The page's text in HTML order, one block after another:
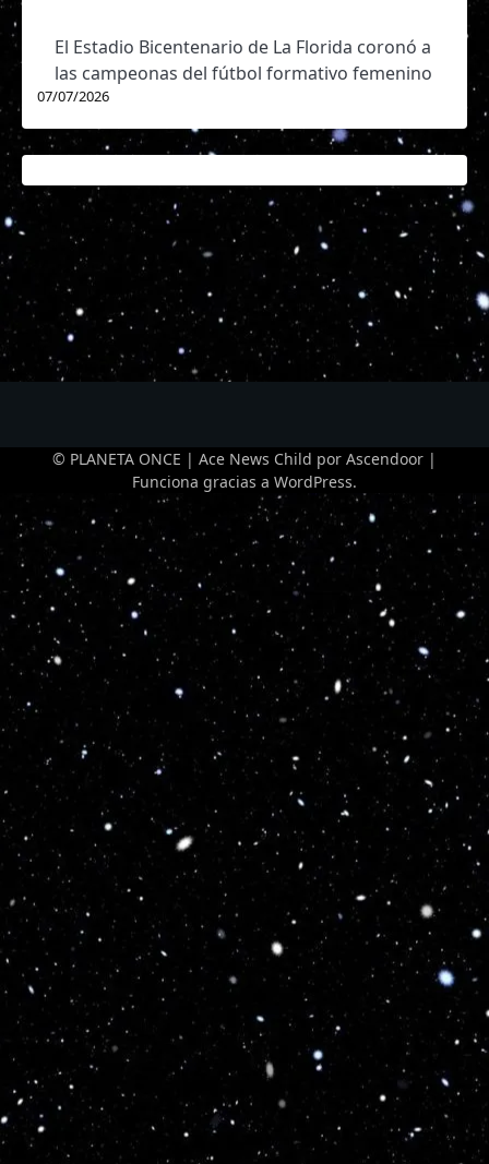
El Estadio Bicentenario de La Florida coronó a
las campeonas del fútbol formativo femenino
07/07/2026
© PLANETA ONCE | Ace News Child por Ascendoor |
Funciona gracias a WordPress.